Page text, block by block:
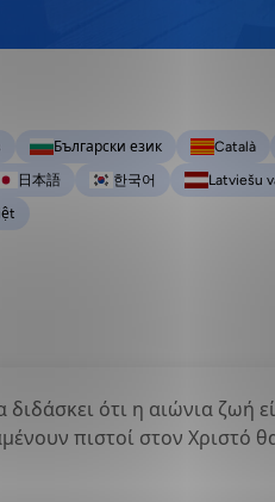
Български език Català
日本語 한국어 Latviešu
διδάσκει ότι η αιώνια ζωή
πιστοί στον Χριστό